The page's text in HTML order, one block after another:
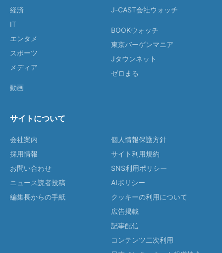
経済
IT
エンタメ
スポーツ
メディア
動画
J-CAST会社ウォッチ
BOOKウォッチ
東京バーゲンマニア
Jタウンネット
ゼロまる
サイトについて
会社案内
採用情報
お問い合わせ
ニュース読者投稿
編集長からの手紙
個人情報保護方針
サイト利用規約
SNS利用ポリシー
AIポリシー
クッキーの利用について
広告掲載
記事配信
コンテンツ二次利用